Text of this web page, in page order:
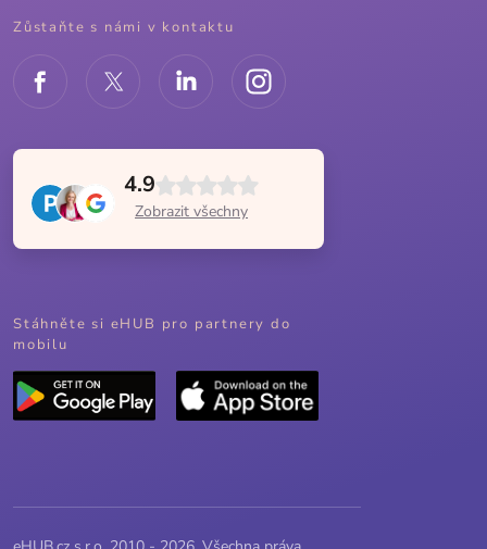
Zůstaňte s námi v kontaktu
4.9
Zobrazit všechny
Stáhněte si eHUB pro partnery do
mobilu